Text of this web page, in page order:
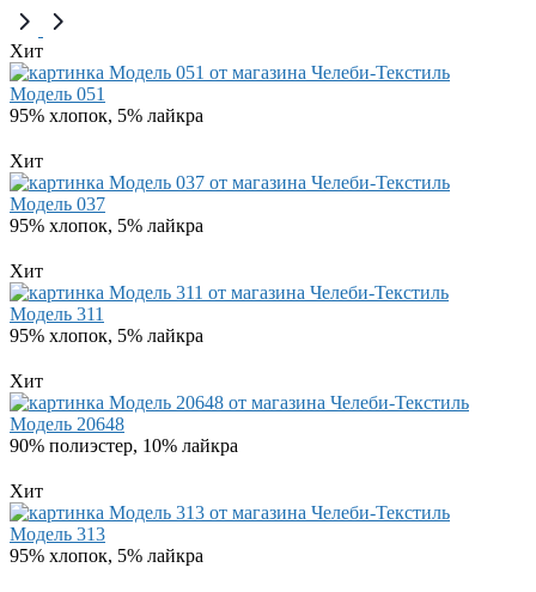
Хит
Модель 051
95% хлопок, 5% лайкра
Хит
Модель 037
95% хлопок, 5% лайкра
Хит
Модель 311
95% хлопок, 5% лайкра
Хит
Модель 20648
90% полиэстер, 10% лайкра
Хит
Модель 313
95% хлопок, 5% лайкра